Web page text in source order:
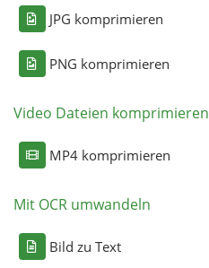
JPG komprimieren
PNG komprimieren
Video Dateien komprimieren
MP4 komprimieren
Mit OCR umwandeln
Bild zu Text